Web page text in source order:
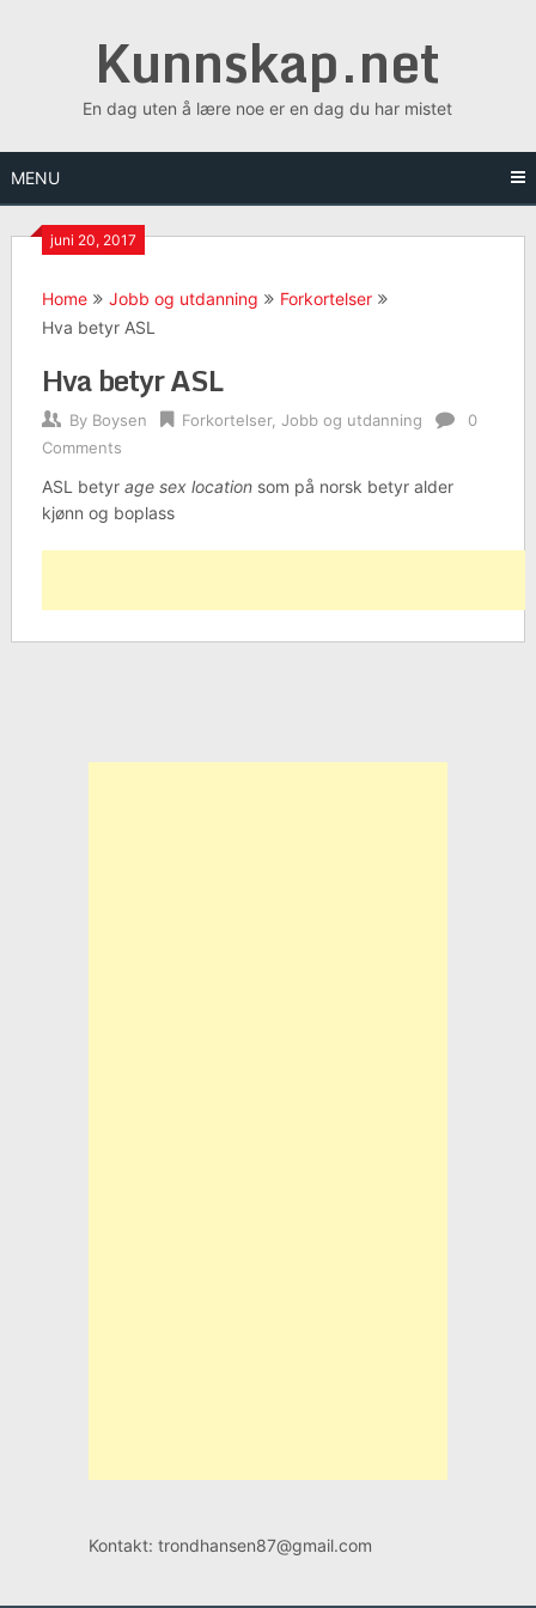
Kunnskap.net
En dag uten å lære noe er en dag du har mistet
MENU
juni 20, 2017
Home Jobb og utdanning
Forkortelser
Hva betyr ASL
Hva betyr ASL
By Boysen Forkortelser, Jobb og utdanning
0
Comments
ASL betyr age sex locationsom på norsk betyr alder
kjønn og boplass
Kontakt: trondhansen87@gmail.com